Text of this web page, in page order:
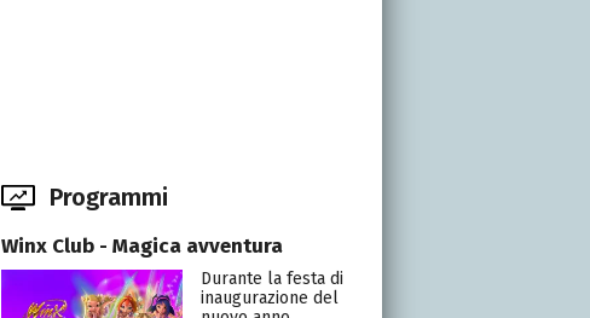
Programmi
Winx Club - Magica avventura
Durante la festa di
inaugurazione del